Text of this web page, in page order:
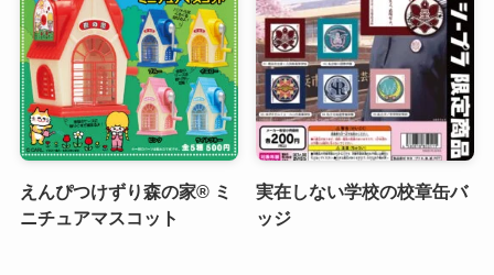
えんぴつけずり森の家® ミ
ニチュアマスコット
実在しない学校の校章缶バ
ッジ